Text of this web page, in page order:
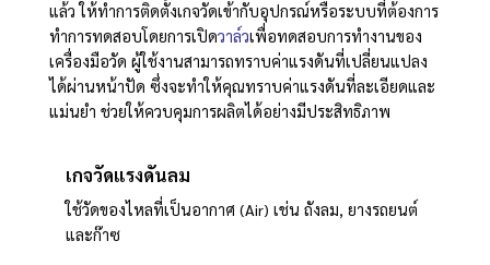
แล้ว ให้ทำการติดตั้งเกจวัดเข้ากับอุปกรณ์หรือระบบที่ต้องการ
ทำการทดสอบโดยการเปิดวาล์วเพื่อทดสอบการทำงานของ
เครื่องมือวัด ผู้ใช้งานสามารถทราบค่าแรงดันที่เปลี่ยนแปลง
ได้ผ่านหน้าปัด ซึ่งจะทำให้คุณทราบค่าแรงดันที่ละเอียดและ
แม่นยำ ช่วยให้ควบคุมการผลิตได้อย่างมีประสิทธิภาพ
เกจวัดแรงดันลม
ใช้วัดของไหลที่เป็นอากาศ (Air) เช่น ถังลม, ยางรถยนต์
และก๊าซ